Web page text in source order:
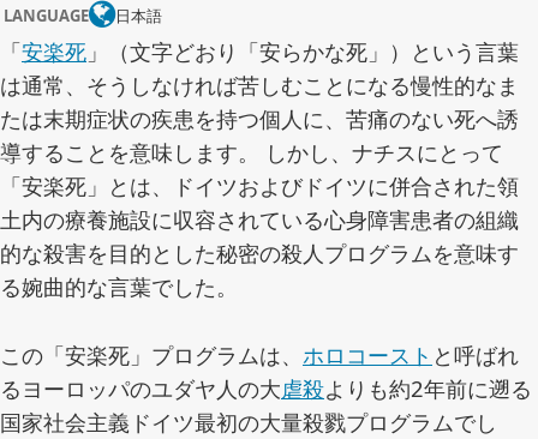
LANGUAGE
日本語
「安楽死 」（文字どおり「安らかな死」）という言葉
は通常、そうしなければ苦しむことになる慢性的なま
たは末期症状の疾患を持つ個人に、苦痛のない死へ誘
導することを意味します。 しかし、ナチスにとって
「安楽死」とは、ドイツおよびドイツに併合された領
土内の療養施設に収容されている心身障害患者の組織
的な殺害を目的とした秘密の殺人プログラムを意味す
る婉曲的な言葉でした。
この「安楽死」プログラムは、 ホロコースト と呼ばれ
るヨーロッパのユダヤ人の大虐殺よりも約2年前に遡る
国家社会主義ドイツ最初の大量殺戮プログラムでし